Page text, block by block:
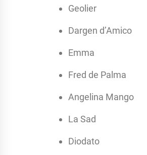
Geolier
Dargen d’Amico
Emma
Fred de Palma
Angelina Mango
La Sad
Diodato